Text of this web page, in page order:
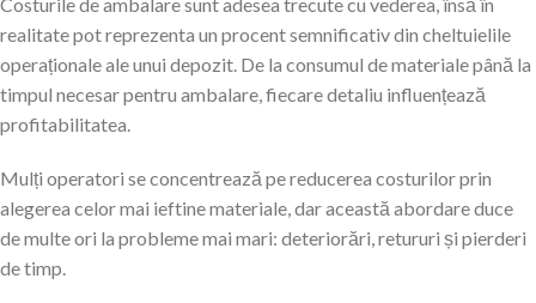
realitate pot reprezenta un procent semnificativ din cheltuielile
operaționale ale unui depozit. De la consumul de materiale până la
timpul necesar pentru ambalare, fiecare detaliu influențează
profitabilitatea.
Mulți operatori se concentrează pe reducerea costurilor prin
alegerea celor mai ieftine materiale, dar această abordare duce
de multe ori la probleme mai mari: deteriorări, retururi și pierderi
de timp.